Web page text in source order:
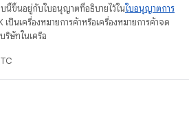
บนี้ขึ้นอยู่กับใบอนุญาตที่อธิบายไว้ในใบอนุญาตการ
ป็นเครื่องหมายการค้าหรือเครื่องหมายการค้าจด
ษัทในเครือ